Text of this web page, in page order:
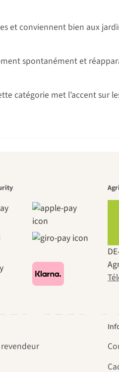
et conviennent bien aux
spontanément et
catégorie met l’accent sur
des